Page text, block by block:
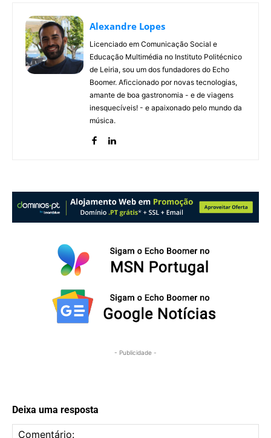
Alexandre Lopes
Licenciado em Comunicação Social e
Educação Multimédia no Instituto Politécnico
de Leiria, sou um dos fundadores do Echo
Boomer. Aficcionado por novas tecnologias,
amante de boa gastronomia - e de viagens
inesquecíveis! - e apaixonado pelo mundo da
música.
- Publicidade -
Deixa uma resposta